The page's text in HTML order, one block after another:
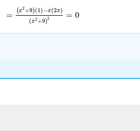
= (x2+9)(1)−x(2x)
(x2+9)2 = 0
=(x 2+9)(1)−x(2x) x2 +9